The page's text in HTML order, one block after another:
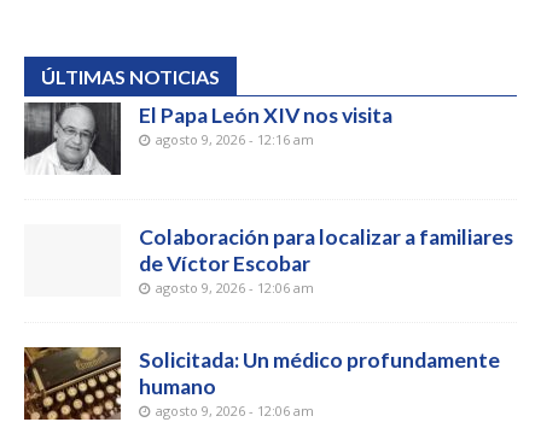
ÚLTIMAS NOTICIAS
El Papa León XIV nos visita
agosto 9, 2026 - 12:16 am
Colaboración para localizar a familiares
de Víctor Escobar
agosto 9, 2026 - 12:06 am
Solicitada: Un médico profundamente
humano
agosto 9, 2026 - 12:06 am